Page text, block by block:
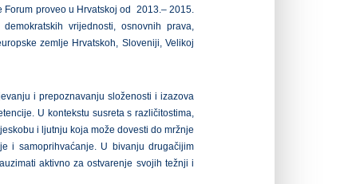
Forum proveo u Hrvatskoj od 2013.– 2015.
vrijednosti, osnovnih prava,
zemlje Hrvatskoh, Sloveniji, Velikoj
i prepoznavanju složenosti i izazova
U kontekstu susreta s različitostima,
i ljutnju koja može dovesti do mržnje
i samoprihvaćanje. U bivanju drugačijim
aktivno za ostvarenje svojih težnji i